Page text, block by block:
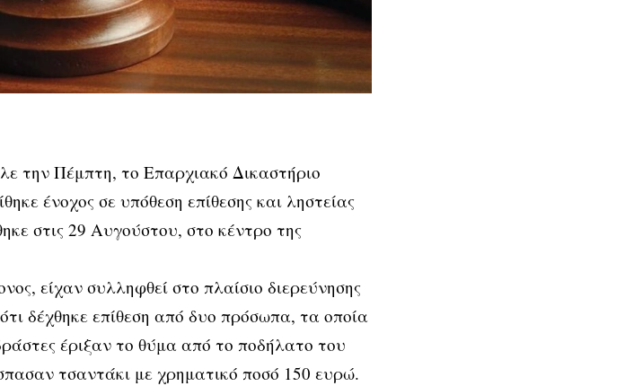
την Πέμπτη, το Επαρχιακό Δικαστήριο
ένοχος σε υπόθεση επίθεσης και ληστείας
στις 29 Αυγούστου, στο κέντρο της
είχαν συλληφθεί στο πλαίσιο διερεύνησης
δέχθηκε επίθεση από δυο πρόσωπα, τα οποία
έριξαν το θύμα από το ποδήλατο του
τσαντάκι με χρηματικό ποσό 150 ευρώ.